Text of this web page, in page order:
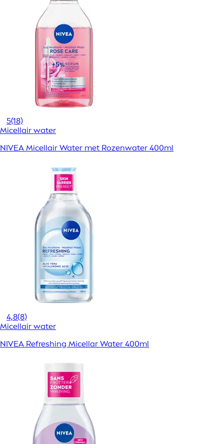
5(18)
Micellair water
NIVEA Micellair Water met Rozenwater 400ml
4,8(8)
Micellair water
NIVEA Refreshing Micellar Water 400ml